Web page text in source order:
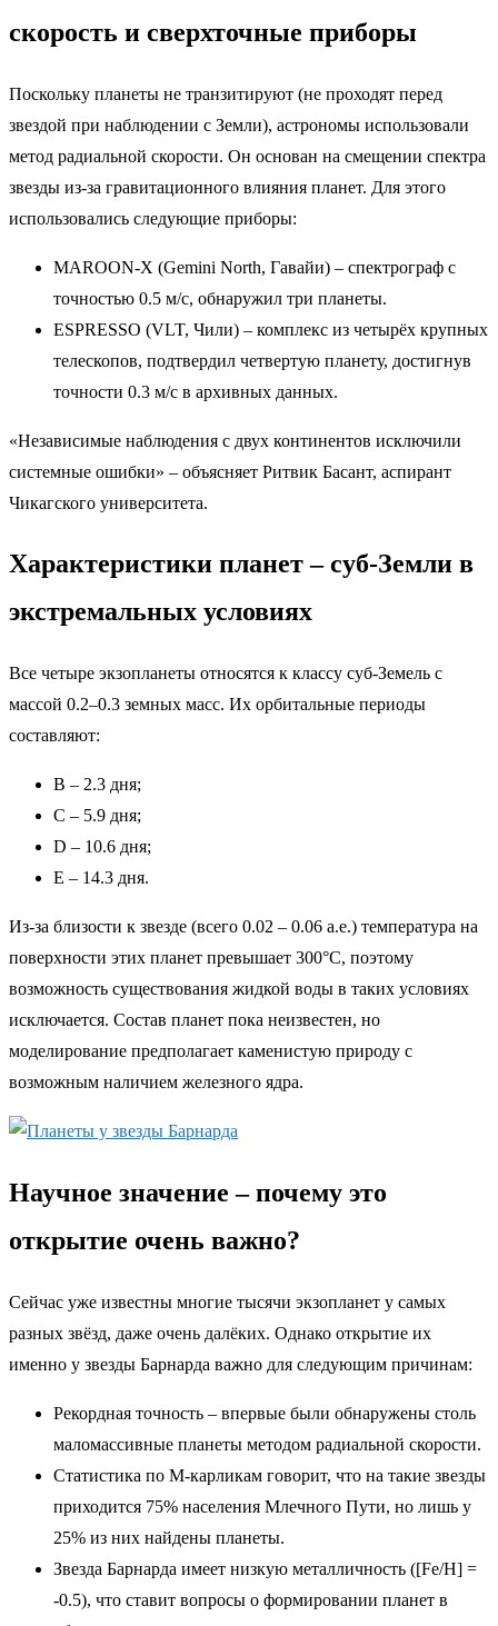
скорость и сверхточные приборы
Поскольку планеты не транзитируют (не проходят перед
звездой при наблюдении с Земли), астрономы использовали
метод радиальной скорости. Он основан на смещении спектра
звезды из-за гравитационного влияния планет. Для этого
использовались следующие приборы:
MAROON-X (Gemini North, Гавайи) – спектрограф с
точностью 0.5 м/с, обнаружил три планеты.
ESPRESSO (VLT, Чили) – комплекс из четырёх крупных
телескопов, подтвердил четвертую планету, достигнув
точности 0.3 м/с в архивных данных.
«Независимые наблюдения с двух континентов исключили
системные ошибки» – объясняет Ритвик Басант, аспирант
Чикагского университета.
Характеристики планет – суб-Земли в
экстремальных условиях
Все четыре экзопланеты относятся к классу суб-Земель с
массой 0.2–0.3 земных масс. Их орбитальные периоды
составляют:
B – 2.3 дня;
C – 5.9 дня;
D – 10.6 дня;
E – 14.3 дня.
Из-за близости к звезде (всего 0.02 – 0.06 а.е.) температура на
поверхности этих планет превышает 300°C, поэтому
возможность существования жидкой воды в таких условиях
исключается. Состав планет пока неизвестен, но
моделирование предполагает каменистую природу с
возможным наличием железного ядра.
Научное значение – почему это
открытие очень важно?
Сейчас уже известны многие тысячи экзопланет у самых
разных звёзд, даже очень далёких. Однако открытие их
именно у звезды Барнарда важно для следующим причинам:
Рекордная точность – впервые были обнаружены столь
маломассивные планеты методом радиальной скорости.
Статистика по М-карликам говорит, что на такие звезды
приходится 75% населения Млечного Пути, но лишь у
25% из них найдены планеты.
Звезда Барнарда имеет низкую металличность ([Fe/H] =
-0.5), что ставит вопросы о формировании планет в